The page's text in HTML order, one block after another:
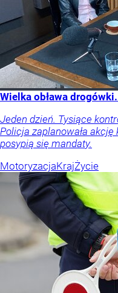
Wielka obława
Jeden dzień. Tysiące
Policja zaplanowała
posypią się mandaty.
MotoryzacjaKrajŻycie